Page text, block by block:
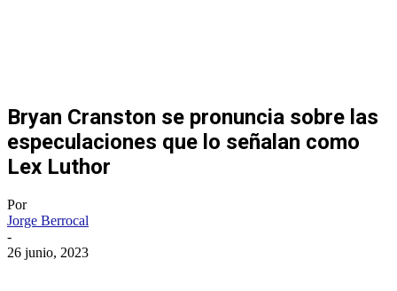
Bryan Cranston se pronuncia sobre las
especulaciones que lo señalan como
Lex Luthor
Por
Jorge Berrocal
-
26 junio, 2023